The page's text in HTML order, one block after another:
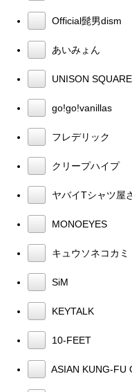
Official髭男dism
あいみょん
UNISON
go!go!vanillas
フレデリック
クリープハイプ
ヤバイTシャツ屋
MONOEYES
キュウソネコカミ
SiM
KEYTALK
10-FEET
ASIAN KUNG-FU